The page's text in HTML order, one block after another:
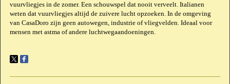
vuurvliegjes in de zomer. Een schouwspel dat nooit verveelt. Italianen
weten dat vuurvliegjes altijd de zuivere lucht opzoeken. In de omgeving
van CasaDoro zijn geen autowegen, industrie of vliegvelden. Ideaal voor
mensen met astma of andere luchtwegaandoeningen.